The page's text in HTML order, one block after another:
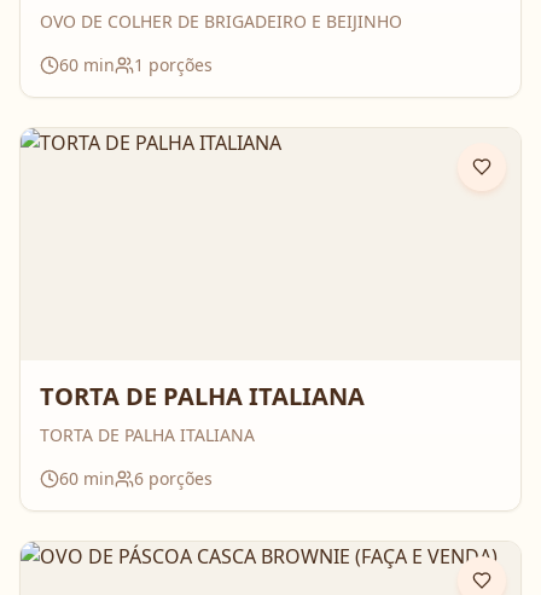
OVO DE COLHER DE BRIGADEIRO E BEIJINHO
60 min 1 porções
TORTA DE PALHA ITALIANA
TORTA DE PALHA ITALIANA
60 min 6 porções